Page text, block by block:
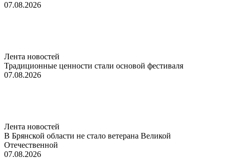
07.08.2026
Лента новостей
Традиционные ценности стали основой фестиваля
07.08.2026
Лента новостей
В Брянской области не стало ветерана Великой
Отечественной
07.08.2026